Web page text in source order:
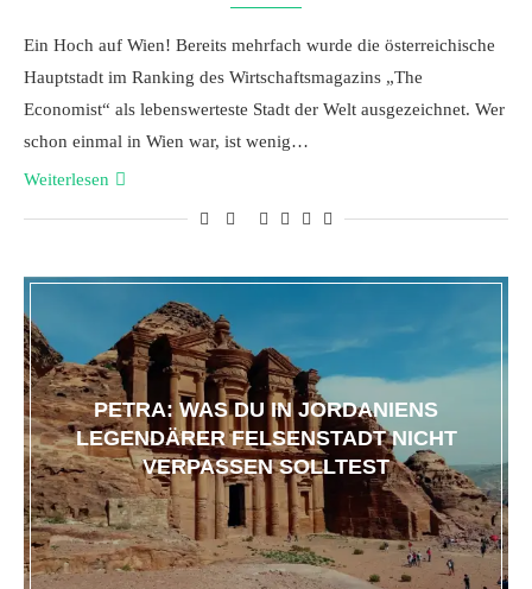
Ein Hoch auf Wien! Bereits mehrfach wurde die österreichische
Hauptstadt im Ranking des Wirtschaftsmagazins „The
Economist“ als lebenswerteste Stadt der Welt ausgezeichnet. Wer
schon einmal in Wien war, ist wenig…
Weiterlesen
PETRA: WAS DU IN JORDANIENS
LEGENDÄRER FELSENSTADT NICHT
VERPASSEN SOLLTEST